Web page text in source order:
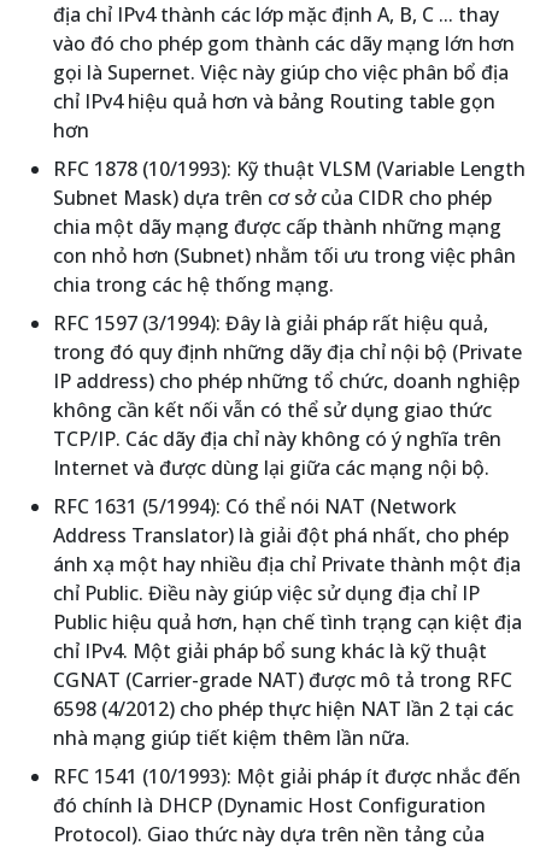
địa chỉ IPv4 thành các lớp mặc định A, B, C ... thay
vào đó cho phép gom thành các dãy mạng lớn hơn
gọi là Supernet. Việc này giúp cho việc phân bổ địa
chỉ IPv4 hiệu quả hơn và bảng Routing table gọn
hơn
RFC 1878 (10/1993): Kỹ thuật VLSM (Variable Length
Subnet Mask) dựa trên cơ sở của CIDR cho phép
chia một dãy mạng được cấp thành những mạng
con nhỏ hơn (Subnet) nhằm tối ưu trong việc phân
chia trong các hệ thống mạng.
RFC 1597 (3/1994): Đây là giải pháp rất hiệu quả,
trong đó quy định những dãy địa chỉ nội bộ (Private
IP address) cho phép những tổ chức, doanh nghiệp
không cần kết nối vẫn có thể sử dụng giao thức
TCP/IP. Các dãy địa chỉ này không có ý nghĩa trên
Internet và được dùng lại giữa các mạng nội bộ.
RFC 1631 (5/1994): Có thể nói NAT (Network
Address Translator) là giải đột phá nhất, cho phép
ánh xạ một hay nhiều địa chỉ Private thành một địa
chỉ Public. Điều này giúp việc sử dụng địa chỉ IP
Public hiệu quả hơn, hạn chế tình trạng cạn kiệt địa
chỉ IPv4. Một giải pháp bổ sung khác là kỹ thuật
CGNAT (Carrier-grade NAT) được mô tả trong RFC
6598 (4/2012) cho phép thực hiện NAT lần 2 tại các
nhà mạng giúp tiết kiệm thêm lần nữa.
RFC 1541 (10/1993): Một giải pháp ít được nhắc đến
đó chính là DHCP (Dynamic Host Configuration
Protocol). Giao thức này dựa trên nền tảng của